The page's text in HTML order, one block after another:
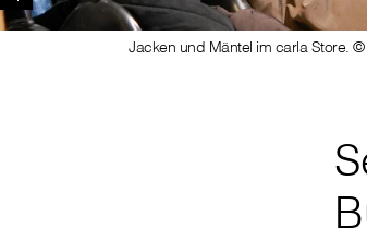
Jacken und Mäntel im carla Store.